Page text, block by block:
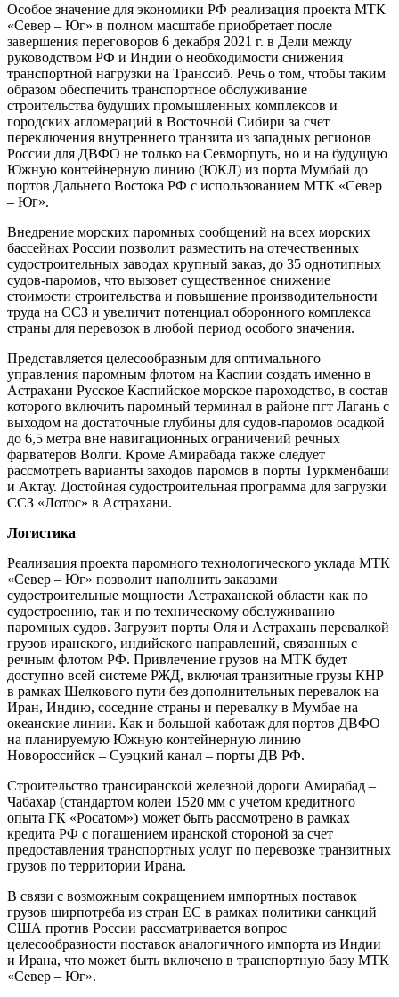
Особое значение для экономики РФ реализация проекта МТК
«Север – Юг» в полном масштабе приобретает после
завершения переговоров 6 декабря 2021 г. в Дели между
руководством РФ и Индии о необходимости снижения
транспортной нагрузки на Транссиб. Речь о том, чтобы таким
образом обеспечить транспортное обслуживание
строительства будущих промышленных комплексов и
городских агломераций в Восточной Сибири за счет
переключения внутреннего транзита из западных регионов
России для ДВФО не только на Севморпуть, но и на будущую
Южную контейнерную линию (ЮКЛ) из порта Мумбай до
портов Дальнего Востока РФ с использованием МТК «Север
– Юг».
Внедрение морских паромных сообщений на всех морских
бассейнах России позволит разместить на отечественных
судостроительных заводах крупный заказ, до 35 однотипных
судов-паромов, что вызовет существенное снижение
стоимости строительства и повышение производительности
труда на ССЗ и увеличит потенциал оборонного комплекса
страны для перевозок в любой период особого значения.
Представляется целесообразным для оптимального
управления паромным флотом на Каспии создать именно в
Астрахани Русское Каспийское морское пароходство, в состав
которого включить паромный терминал в районе пгт Лагань с
выходом на достаточные глубины для судов-паромов осадкой
до 6,5 метра вне навигационных ограничений речных
фарватеров Волги. Кроме Амирабада также следует
рассмотреть варианты заходов паромов в порты Туркменбаши
и Актау. Достойная судостроительная программа для загрузки
ССЗ «Лотос» в Астрахани.
Логистика
Реализация проекта паромного технологического уклада МТК
«Север – Юг» позволит наполнить заказами
судостроительные мощности Астраханской области как по
судостроению, так и по техническому обслуживанию
паромных судов. Загрузит порты Оля и Астрахань перевалкой
грузов иранского, индийского направлений, связанных с
речным флотом РФ. Привлечение грузов на МТК будет
доступно всей системе РЖД, включая транзитные грузы КНР
в рамках Шелкового пути без дополнительных перевалок на
Иран, Индию, соседние страны и перевалку в Мумбае на
океанские линии. Как и большой каботаж для портов ДВФО
на планируемую Южную контейнерную линию
Новороссийск – Суэцкий канал – порты ДВ РФ.
Строительство трансиранской железной дороги Амирабад –
Чабахар (стандартом колеи 1520 мм с учетом кредитного
опыта ГК «Росатом») может быть рассмотрено в рамках
кредита РФ с погашением иранской стороной за счет
предоставления транспортных услуг по перевозке транзитных
грузов по территории Ирана.
В связи с возможным сокращением импортных поставок
грузов ширпотреба из стран ЕС в рамках политики санкций
США против России рассматривается вопрос
целесообразности поставок аналогичного импорта из Индии
и Ирана, что может быть включено в транспортную базу МТК
«Север – Юг».